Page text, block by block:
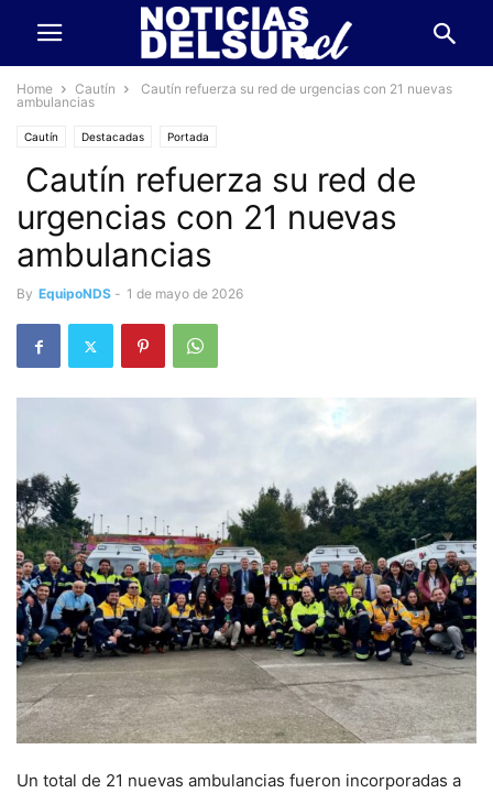
Home Cautín
Cautín refuerza su red de urgencias con 21 nuevas
ambulancias
Cautín Destacadas Portada
Cautín refuerza su red de
urgencias con 21 nuevas
ambulancias
By EquipoNDS - 1 de mayo de 2026
Un total de 21 nuevas ambulancias fueron incorporadas a